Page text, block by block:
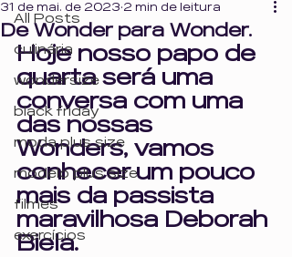
All Posts
culinária
wondersize
black friday
moda plus size
modelo plus size
filmes
exercícios
De Wonder para Wonder.
31 de mai. de 2023 2 min de leitura
Hoje nosso papo de
quarta será uma
conversa com uma
das nossas
Wonders, vamos
conhecer um pouco
mais da passista
maravilhosa Deborah
Biela.